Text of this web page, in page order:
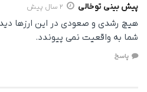
پیش بینی توخالی 2 سال پیش
هیچ رشدی و صعودی در این ارزها
شما به واقعیت نمی پیوندد.
پاسخ